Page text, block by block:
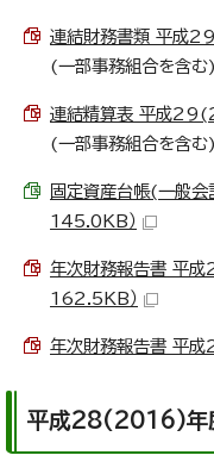
連結財務書類 平成
(一部事務組合を含む)
連結精算表 平成
(一部事務組合を含む)
固定資産台帳(一般
145.0KB）
年次財務報告書 平
162.5KB）
年次財務報告書 平
平成28(2016)年